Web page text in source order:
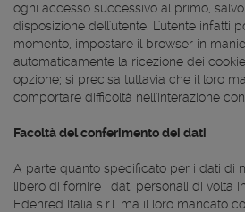
ogni accesso successivo al primo,
disposizione dell'utente. L'utente infatti
momento, impostare il browser in
automaticamente la ricezione dei
opzione; si precisa tuttavia che il loro
comportare difficoltà nell'interazione
Facoltà del conferimento dei dati
A parte quanto specificato per i dati di
libero di fornire i dati personali di volta
Edenred Italia s.r.l. ma il loro mancato